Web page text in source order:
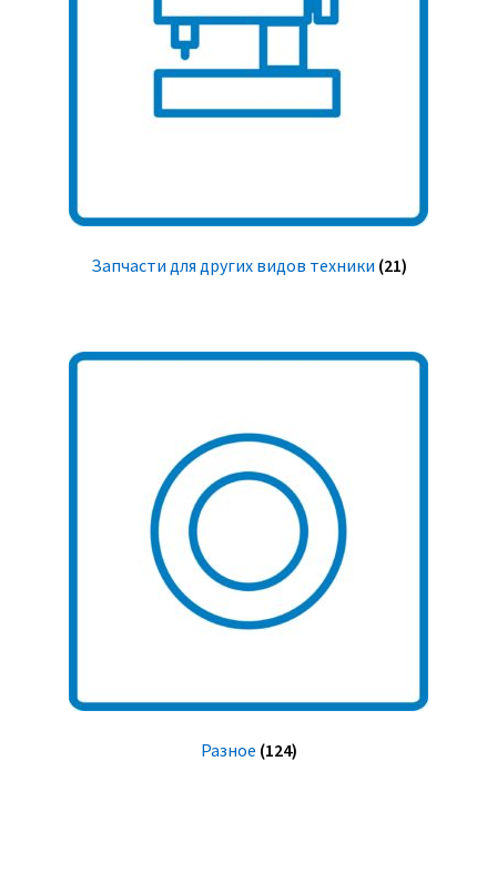
Запчасти для других видов техники (21)
Разное (124)